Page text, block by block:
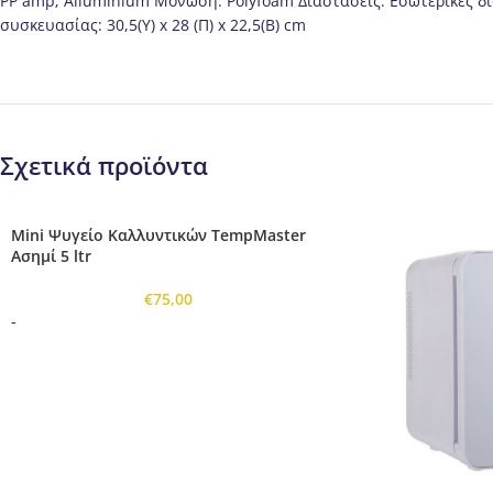
συσκευασίας: 30,5(Υ) x 28 (Π) x 22,5(B) cm
Σχετικά προϊόντα
Mini Ψυγείο Καλλυντικών TempMaster
Ασημί 5 ltr
€75,00
-